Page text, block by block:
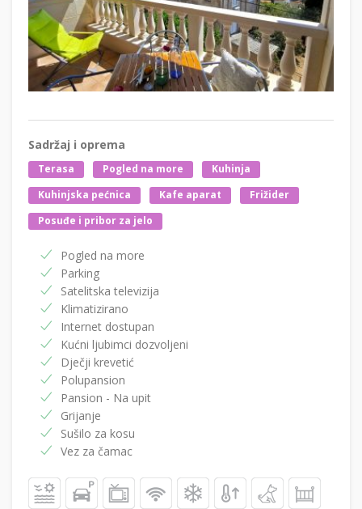
Sadržaj i oprema
Terasa Pogled na more
Kuhinja
Kuhinjska pećnica
Kafe aparat
Frižider
Posuđe i pribor za jelo
Pogled na more
Parking
Satelitska televizija
Klimatizirano
Internet dostupan
Kućni ljubimci dozvoljeni
Dječji krevetić
Polupansion
Pansion - Na upit
Grijanje
Sušilo za kosu
Vez za čamac